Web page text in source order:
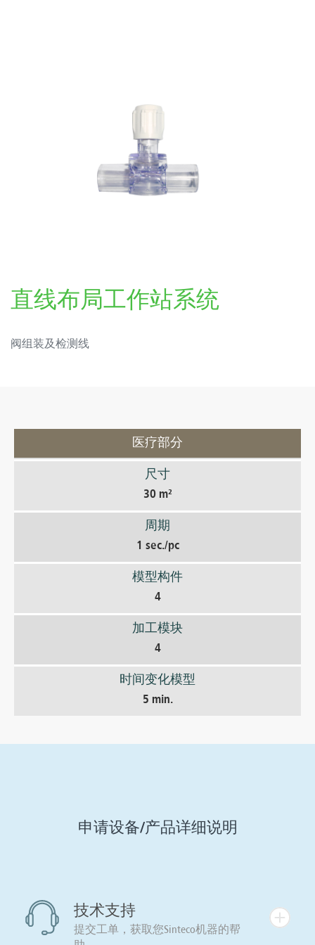
直线布局工作站系统
阀组装及检测线
医疗部分
尺寸
30 m²
周期
1 sec./pc
模型构件
4
加工模块
4
时间变化模型
5 min.
申请设备/产品详细说明
技术支持
提交工单，获取您Sinteco机器的帮